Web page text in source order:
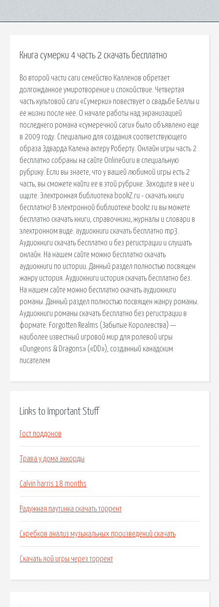
Книга сумерки 4 часть 2 скачать бесплатно
Во второй части саги семейство Калленов обретает
долгожданное умиротворение и спокойствие. Четвертая
часть культовой саги «Сумерки» повествует о свадьбе Беллы и
ее жизни после нее. О начале работы над экранизацией
последнего романа «сумеречной саги» было объявлено еще
в 2009 году. Специально для создания соответствующего
образа Эдварда Калена актеру Роберту. Онлайн игры часть 2
бесплатно собраны на сайте OnlineGuru в специальную
рубрику. Если вы знаете, что у вашей любимой игры есть 2
часть, вы сможете найти ее в этой рубрике. Заходите в нее и
ищите. Электронная библиотека bookZ.ru - скачать книги
бесплатно! В электронной библиотеке bookz.ru вы можете
бесплатно скачать книги, справочники, журналы и словари в
электронном виде. аудиокниги скачать бесплатно mp3.
Аудиокниги скачать бесплатно и без регистрации и слушать
онлайн. На нашем сайте можно бесплатно скачать
аудиокниги по истории. Данный раздел полностью посвящен
жанру история. Аудиокниги история скачать бесплатно без.
На нашем сайте можно бесплатно скачать аудиокниги
романы. Данный раздел полностью посвящен жанру романы.
Аудиокниги романы скачать бесплатно без регистрации в
формате. Forgotten Realms (Забытые Королевства) —
наиболее известный игровой мир для ролевой игры
«Dungeons & Dragons» («DD»), созданный канадским
писателем
Links to Important Stuff
Гост поддонов
Трава у дома аккорды
Calvin harris 18 months
Радужная паутинка скачать торрент
Скребков анализ музыкальных произведений скачать
Скачать яой игры через торрент